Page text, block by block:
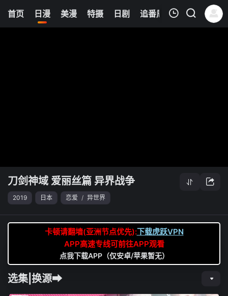
首页 日漫 美漫 特摄 日剧 追番周表 今日更新
0
刀剑神域 爱丽丝篇 异界战争
2019 日本 恋爱 / 异世界
卡顿请翻墙(亚洲节点优先):下载虎跃VPN
APP高速专线可前往APP观看
点我下载APP（仅安卓/苹果暂无）
选集|换源➡